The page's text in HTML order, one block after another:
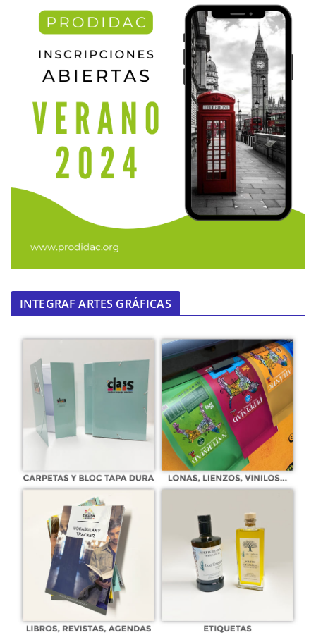
INTEGRAF ARTES GRÁFICAS